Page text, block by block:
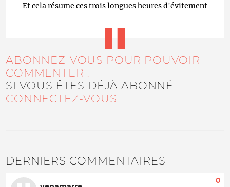
Et cela résume ces trois longues heures d'évitement
ABONNEZ-VOUS POUR POUVOIR
COMMENTER !
SI VOUS ÊTES DÉJÀ ABONNÉ
CONNECTEZ-VOUS
DERNIERS COMMENTAIRES
0